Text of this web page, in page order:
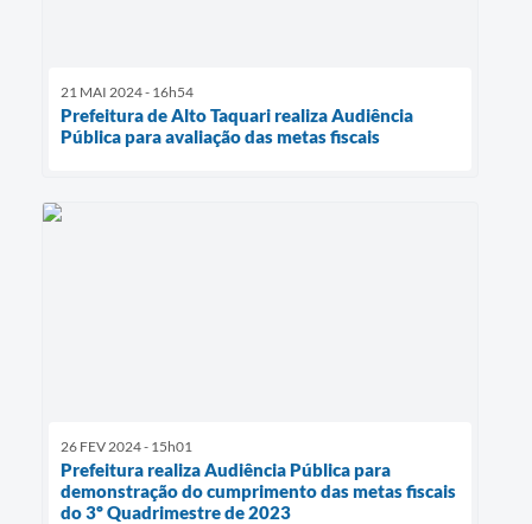
21 MAI 2024 - 16h54
Prefeitura de Alto Taquari realiza Audiência
Pública para avaliação das metas fiscais
26 FEV 2024 - 15h01
Prefeitura realiza Audiência Pública para
demonstração do cumprimento das metas fiscais
do 3º Quadrimestre de 2023